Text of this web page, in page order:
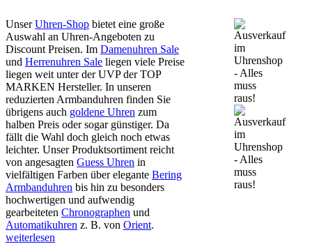
UnserUhren-Shop bietet eine große
Auswahl an Uhren-Angeboten zu
Discount Preisen. Im Damenuhren Sale
und Herrenuhren Sale liegen viele Preise
liegen weit unter der UVP der TOP
MARKEN Hersteller. In unseren
reduzierten Armbanduhren finden Sie
übrigens auch goldene Uhren zum
halben Preis oder sogar günstiger. Da
fällt die Wahl doch gleich noch etwas
leichter. Unser Produktsortiment reicht
von angesagten Guess Uhren in
vielfältigen Farben über elegante Bering
Armbanduhren bis hin zu besonders
hochwertigen und aufwendig
gearbeiteten Chronographen und
Automatikuhren z. B. von Orient.
weiterlesen